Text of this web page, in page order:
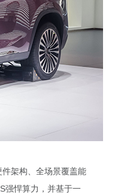
件架构、全场景覆盖能
强悍算力，并基于一